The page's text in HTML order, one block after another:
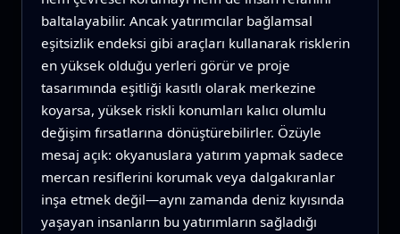
baltalayabilir. Ancak yatırımcılar bağlamsal
eşitsizlik endeksi gibi araçları kullanarak risklerin
en yüksek olduğu yerleri görür ve proje
tasarımında eşitliği kasıtlı olarak merkezine
koyarsa, yüksek riskli konumları kalıcı olumlu
değişim fırsatlarına dönüştürebilirler. Özüyle
mesaj açık: okyanuslara yatırım yapmak sadece
mercan resiflerini korumak veya dalgakıranlar
inşa etmek değil—aynı zamanda deniz kıyısında
yaşayan insanların bu yatırımların sağladığı